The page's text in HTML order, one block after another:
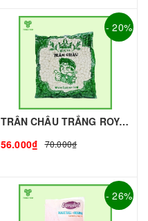
- 20%
TRÂN CHÂU TRẮNG ROYAL - 500g - ROYAL | Topping làm Trà Sữa - TOBEE FOOD
56.000₫
70.000₫
- 26%